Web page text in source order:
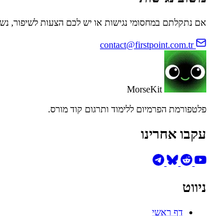
אם נתקלתם במחסומי נגישות או יש לכם הצעות לשיפור,
contact@firstpoint.com.tr
MorseKit
פלטפורמת הפרמיום ללימוד ותרגום קוד מורס.
עקבו אחרינו
ניווט
דף ראשי